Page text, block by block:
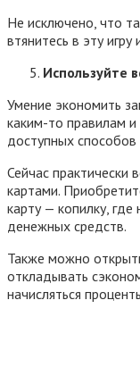
Не исключено, что
втянитесь в эту
Используйте
Умение экономить
каким-то правилам и
доступных
Сейчас практически
картами.
карту — копилку, где
денежных средств.
Также можно
откладывать
начисляться